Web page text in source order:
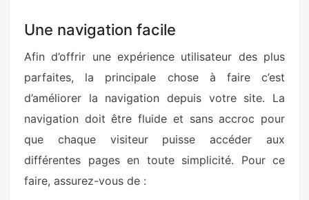
Une navigation facile
Afin d’offrir une expérience utilisateur des plus
parfaites, la principale chose à faire c’est
d’améliorer la navigation depuis votre site. La
navigation doit être fluide et sans accroc pour
que chaque visiteur puisse accéder aux
différentes pages en toute simplicité. Pour ce
faire, assurez-vous de :